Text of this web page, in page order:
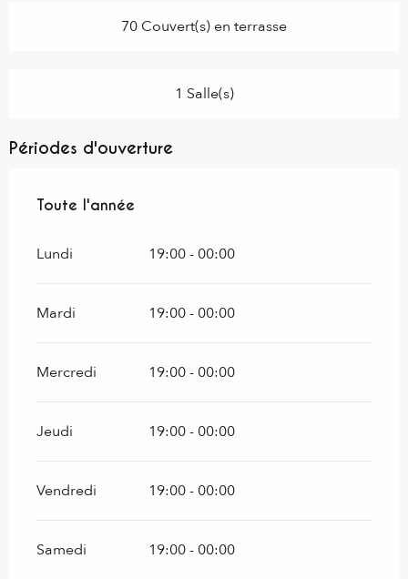
70 Couvert(s) en terrasse
1 Salle(s)
Périodes d'ouverture
Toute l'année
Toute l'année
Lundi 19:00 - 00:00
Mardi 19:00 - 00:00
Mercredi 19:00 - 00:00
Jeudi 19:00 - 00:00
Vendredi 19:00 - 00:00
Samedi 19:00 - 00:00